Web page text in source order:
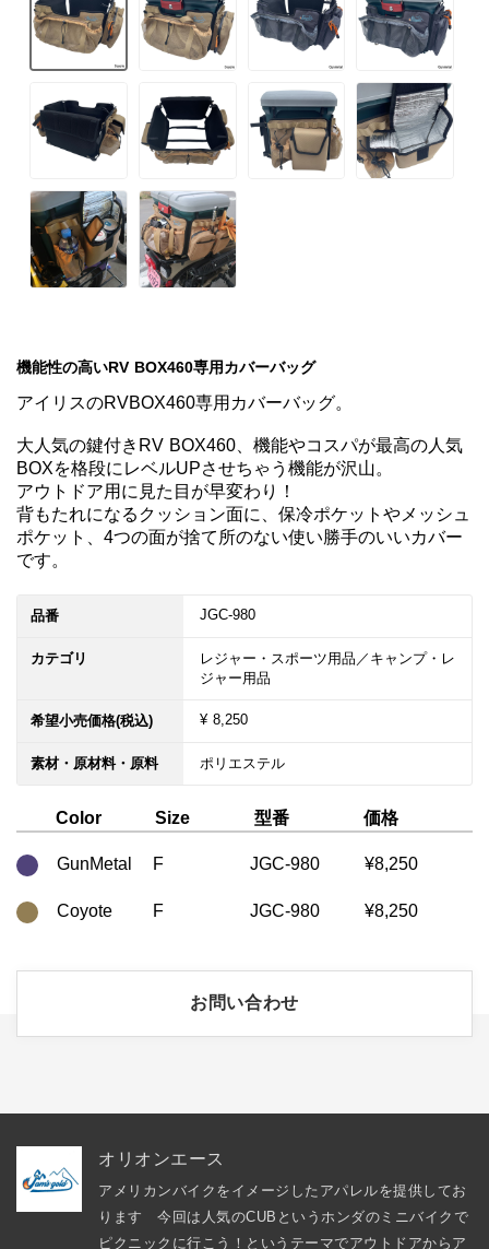
機能性の高いRV BOX460専用カバーバッグ
アイリスのRVBOX460専用カバーバッグ。
大人気の鍵付きRV BOX460、機能やコスパが最高の人気
BOXを格段にレベルUPさせちゃう機能が沢山。
アウトドア用に見た目が早変わり！
背もたれになるクッション面に、保冷ポケットやメッシュ
ポケット、4つの面が捨て所のない使い勝手のいいカバー
です。
品番 JGC-980
カテゴリ
レジャー・スポーツ用品／キャンプ・レ
ジャー用品
希望小売価格(税込) ¥ 8,250
素材・原材料・原料 ポリエステル
Color Size 型番 価格
GunMetal F JGC-980 ¥8,250
Coyote F JGC-980 ¥8,250
お問い合わせ
オリオンエース
アメリカンバイクをイメージしたアパレルを提供してお
ります　今回は人気のCUBというホンダのミニバイクで
ピクニックに行こう！というテーマでアウトドアからア